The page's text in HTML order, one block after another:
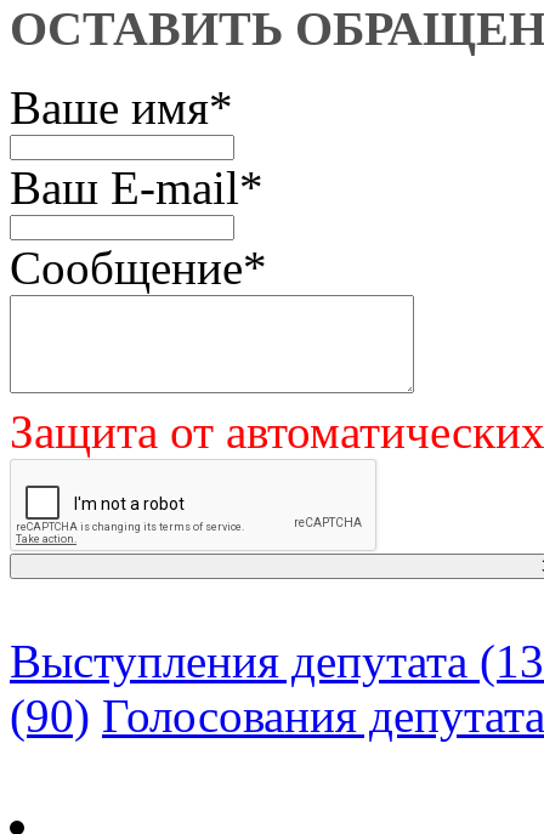
ОСТАВИТЬ
Ваше имя*
Ваш E-mail*
Сообщение*
Защита от
Выступления депутата
(90) Голосования депутата